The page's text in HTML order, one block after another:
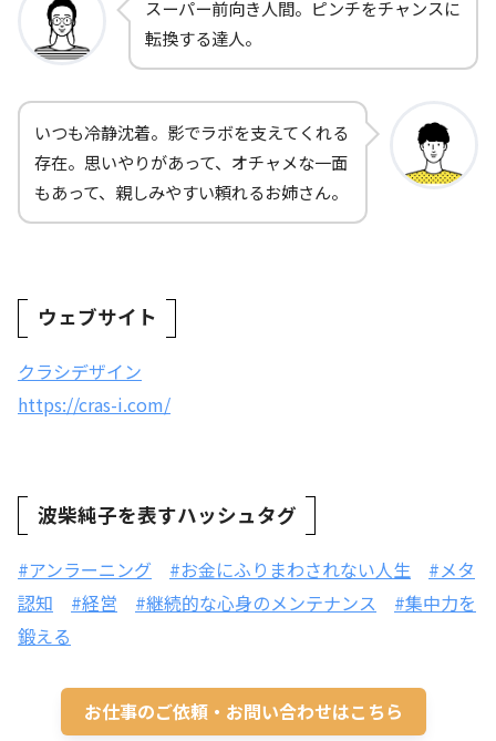
スーパー前向き人間。ピンチをチャンスに
転換する達人。
いつも冷静沈着。影でラボを支えてくれる
存在。思いやりがあって、オチャメな一面
もあって、親しみやすい頼れるお姉さん。
ウェブサイト
クラシデザイン
https://cras-i.com/
波柴純子を表すハッシュタグ
#アンラーニング #お金にふりまわされない人生
#メタ
認知
#経営 #継続的な心身のメンテナンス
#集中力を
鍛える
お仕事のご依頼・お問い合わせはこちら